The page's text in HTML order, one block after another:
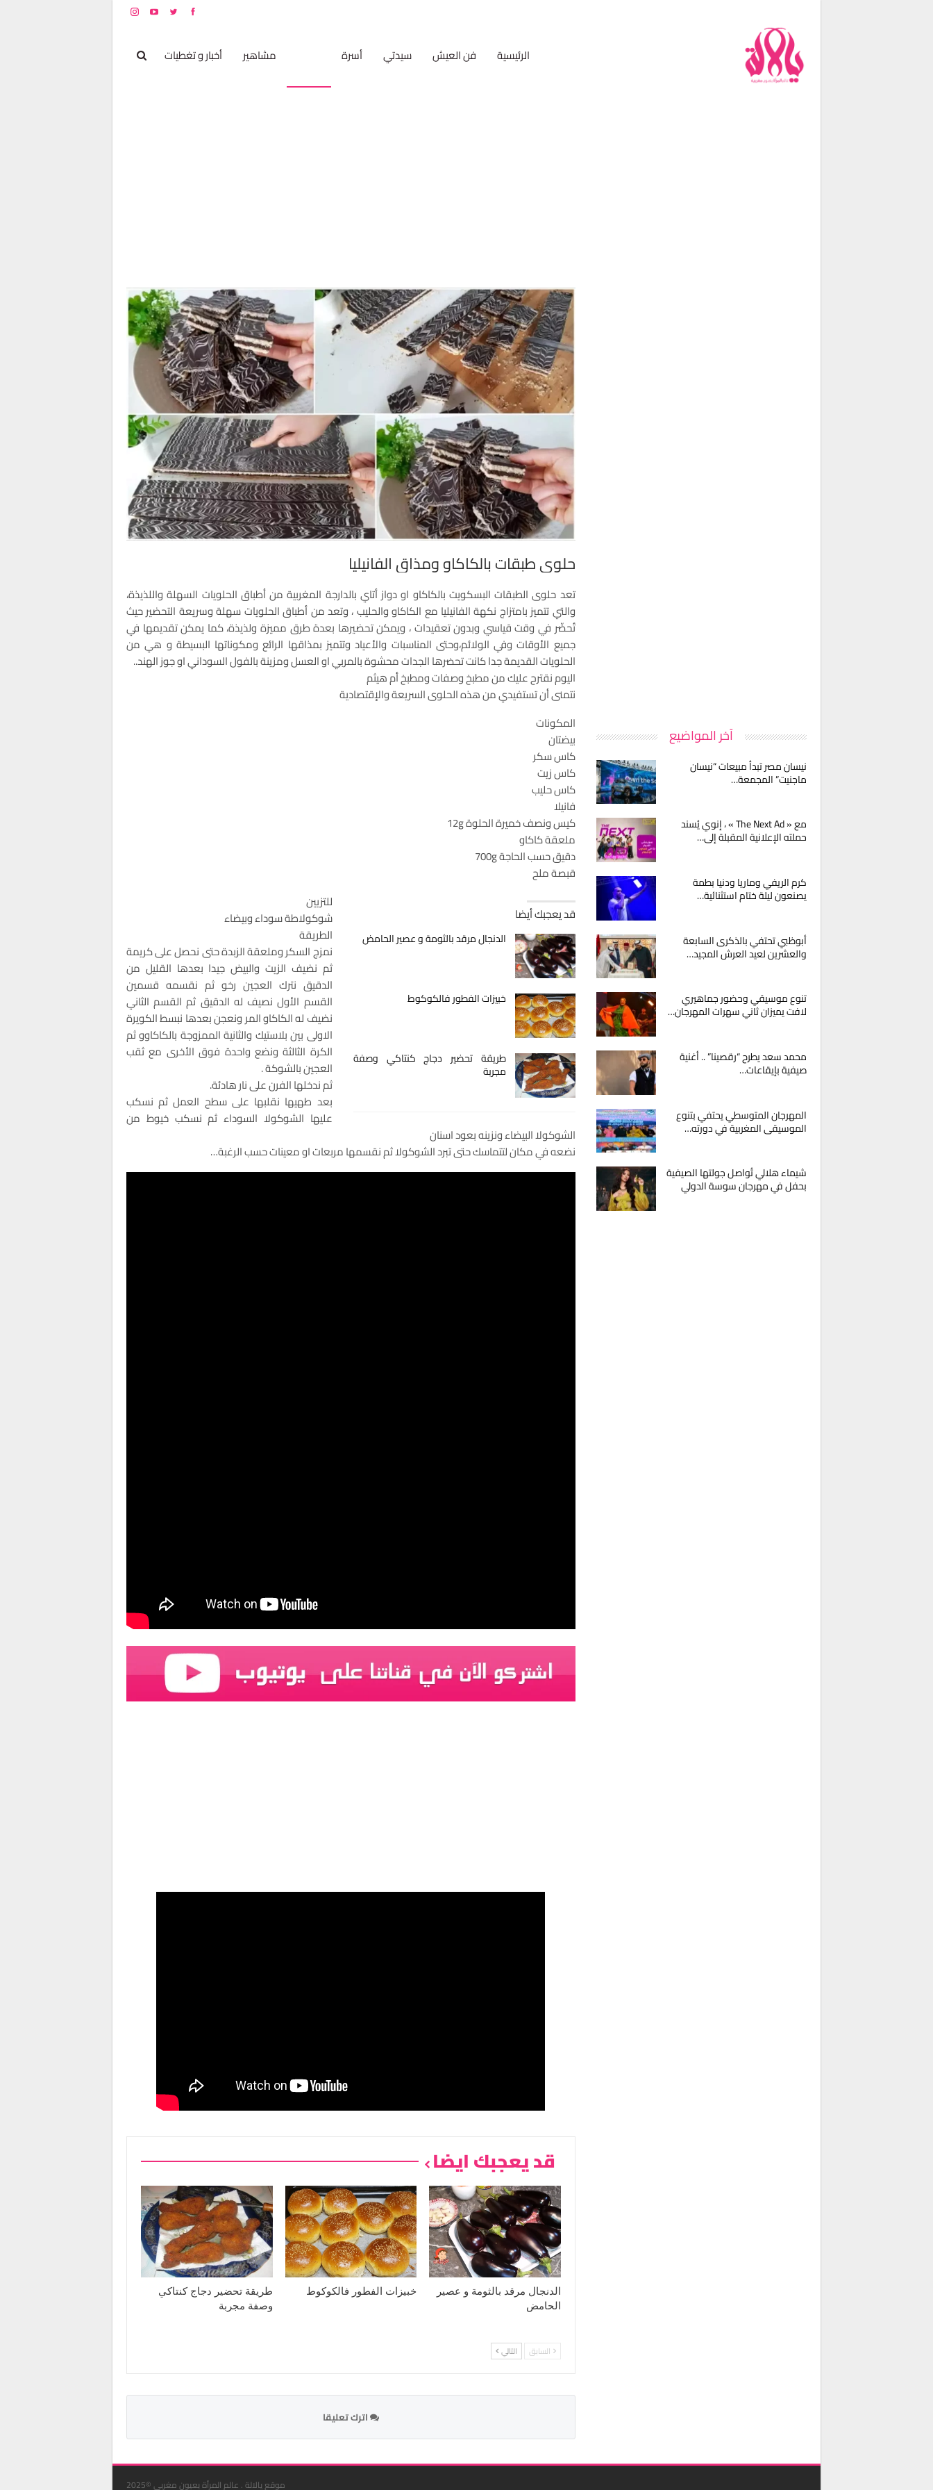
الرئيسية فن العيش سيدتي أسرة مشاهير أخبار و تغطيات
حلوى طبقات بالكاكاو ومذاق الفانيليا
تعد حلوى الطبقات البسكويت بالكاكاو او دواز أتاي بالدارجة المغربية من أطباق الحلويات السهلة واللذيذة،
والتي تتميز بامتزاج نكهة الفانيليا مع الكاكاو والحليب ، وتعد من أطباق الحلويات سهلة وسريعة التحضير حيث
تُحضّر في وقت قياسي وبدون تعقيدات ، ويمكن تحضيرها بعدة طرق مميزة ولذيذة، كما يمكن تقديمها في
جميع الأوقات وفي الولائم،وحتى المناسبات والأعياد وتتميز بمذاقها الرائع ومكوناتها البسيطة و هي من
الحلويات القديمة جدا كانت تحضرها الجدات محشوة بالمربي او العسل ومزينة بالفول السوداني او جوز الهند..
اليوم نقترح عليك من مطبخ وصفات ومطبخ أم هيثم
نتمنى أن تستفيدي من هذه الحلوى السريعة والإقتصادية
المكونات
بيضتان
كاس سكر
كاس زيت
كاس حليب
فانيلا
كيس ونصف خميرة الحلوة 12g
ملعقة كاكاو
دقيق حسب الحاجة 700g
قبصة ملح
قد يعجبك أيضا
الدنجال مرقد بالثومة و عصير الحامض
خبيزات الفطور فالكوكوط
طريقة تحضير دجاج كنتاكي وصفة
مجربة
للتزيين
شوكولاطة سوداء وبيضاء
الطريقة
نمزج السكر وملعقة الزبدة حتى نحصل على كريمة
ثم نضيف الزيت والبيض جيدا بعدها القليل من
الدقيق نترك العجين رخو ثم نقسمه قسمين
القسم الأول نصيف له الدقيق ثم القسم الثاني
نضيف له الكاكاو المر ونعجن بعدها نبسط الكويرة
الاولى بين بلاستيك والثانية الممزوجة بالكاكاوو ثم
الكرة الثالثة ونضع واحدة فوق الأخرى مع ثقب
العجين بالشوكة .
ثم ندخلها الفرن على نار هادئة.
بعد طهيها نقلبها على سطح العمل ثم نسكب
عليها الشوكولا السوداء ثم نسكب خيوط من
الشوكولا البيضاء ونزينه بعود اسنان
نضعه في مكان لتتماسك حتى تبرد الشوكولا ثم نقسمها مربعات او معينات حسب الرغبة…
قد يعجبك ايضا
الدنجال مرقد بالثومة و عصير
الحامض
خبيزات الفطور فالكوكوط
طريقة تحضير دجاج كنتاكي
وصفة مجربة
السابق التالي
اترك تعليقا
آخر المواضيع
نيسان مصر تبدأ مبيعات “نيسان
ماجنيت” المجمعة…
مع « The Next Ad » ، إنوي يُسند
حملته الإعلانية المقبلة إلى…
كرم الريفي وماريا ودنيا بطمة
يصنعون ليلة ختام استثنائية…
أبوظبي تحتفي بالذكرى السابعة
والعشرين لعيد العرش المجيد…
تنوع موسيقي وحضور جماهيري
لافت يميزان ثاني سهرات المهرجان…
محمد سعد يطرح “رقصينا” .. أغنية
صيفية بإيقاعات…
المهرجان المتوسطي يحتفي بتنوع
الموسيقى المغربية في دورته…
شيماء هلالي تُواصل جولتها الصيفية
بحفل في مهرجان سوسة الدولي
موقع يالالة . عالم المرأة بعيون مغربي ©2025